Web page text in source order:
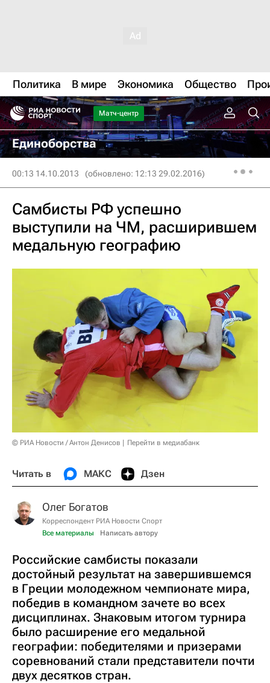
Политика В мире Экономика Общество
Матч-центр
Единоборства
00:13 14.10.2013 (обновлено: 12:13 29.02.2016)
Самбисты РФ успешно
выступили на ЧМ, расширившем
медальную географию
© РИА Новости / Антон Денисов Перейти в медиабанк
Читать в МАКС Дзен
Олег Богатов
Корреспондент РИА Новости Спорт
Все материалы
Написать автору
Российские самбисты показали
достойный результат на завершившемся
в Греции молодежном чемпионате мира,
победив в командном зачете во всех
дисциплинах. Знаковым итогом турнира
было расширение его медальной
географии: победителями и призерами
соревнований стали представители почти
двух десятков стран.